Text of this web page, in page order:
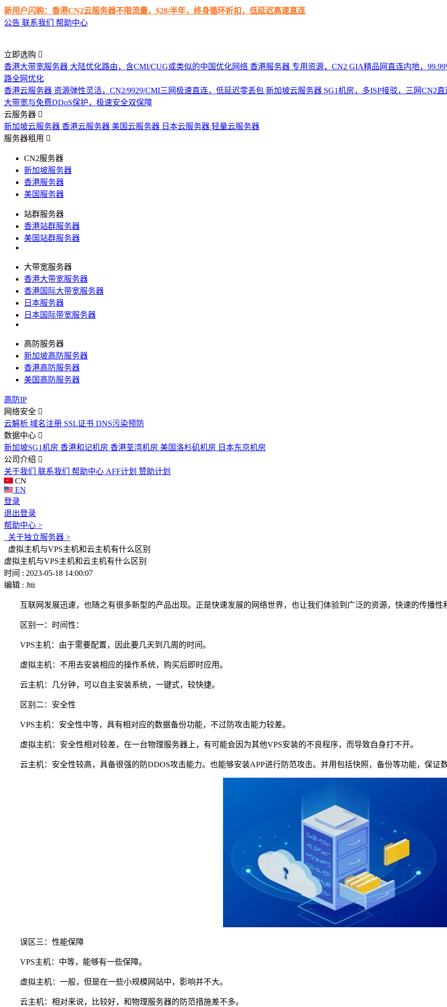
新用户闪购：香港CN2云服务器不限流量，$28/半年，终身循环折扣，低延迟高速直连
公告 联系我们 帮助中心
立即选购
香港大带宽服务器 大陆优化路由，含CMI/CUG或类似的中国优化网络 香港服务器 专用资源，CN2 GIA精品网直连内地，
路全网优化
香港云服务器 资源弹性灵活，CN2/9929/CMI三网极速直连，低延迟零丢包 新加坡云服务器 SG1机房，多ISP接驳，三网CN2
大带宽与免费DDoS保护，极速安全双保障
云服务器
新加坡云服务器 香港云服务器 美国云服务器 日本云服务器 轻量云服务器
服务器租用
CN2服务器
新加坡服务器
香港服务器
美国服务器
站群服务器
香港站群服务器
美国站群服务器
大带宽服务器
香港大带宽服务器
香港国际大带宽服务器
日本服务器
日本国际带宽服务器
高防服务器
新加坡高防服务器
香港高防服务器
美国高防服务器
高防IP
网络安全
云解析 域名注册 SSL证书 DNS污染预防
数据中心
新加坡SG1机房 香港和记机房 香港荃湾机房 美国洛杉矶机房 日本东京机房
公司介绍
关于我们 联系我们 帮助中心 AFF计划 赞助计划
CN
EN
登录
退出登录
帮助中心 >
关于独立服务器 >
虚拟主机与VPS主机和云主机有什么区别
虚拟主机与VPS主机和云主机有什么区别
时间 : 2023-05-18 14:00:07
编辑 : Jtti
互联网发展迅速，也随之有很多新型的产品出现。正是快速发展的网络世界，也让我们体验到广泛的资源，快速的传播性
区别一：时间性：
VPS主机：由于需要配置，因此要几天到几周的时间。
虚拟主机：不用去安装相应的操作系统，购买后即时应用。
云主机：几分钟，可以自主安装系统，一键式，较快捷。
区别二：安全性
VPS主机：安全性中等，具有相对应的数据备份功能，不过防攻击能力较差。
虚拟主机：安全性相对较差，在一台物理服务器上，有可能会因为其他VPS安装的不良程序，而导致自身打不开。
云主机：安全性较高，具备很强的防DDOS攻击能力。也能够安装APP进行防范攻击。并用包括快照，备份等功能，保证数
误区三：性能保障
VPS主机：中等，能够有一些保障。
虚拟主机：一般，但是在一些小规模网站中，影响并不大。
云主机：相对来说，比较好，和物理服务器的防范措施差不多。